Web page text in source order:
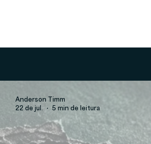
Anderson Timm
22 de jul.
5 min de leitura